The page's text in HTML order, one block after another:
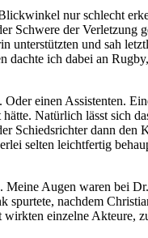
nur schlecht
der
und sah
ich dabei an
einen Assistenten.
Natürlich lässt sich
Schiedsrichter dann
selten leichtfertig
Augen waren bei
nachdem
einzelne